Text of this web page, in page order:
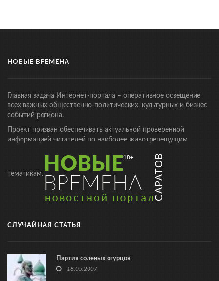
НОВЫЕ ВРЕМЕНА
Главная задача Интернет-портала – оперативное освещение
всех важных общественно-политических, культурных и бизнес
событий региона.
Проект призван обеспечивать актуальной проверенной
информацией читателей по наиболее животрепещущим
тематикам.
СЛУЧАЙНАЯ СТАТЬЯ
Партия соленых огурцов
18.05.2007